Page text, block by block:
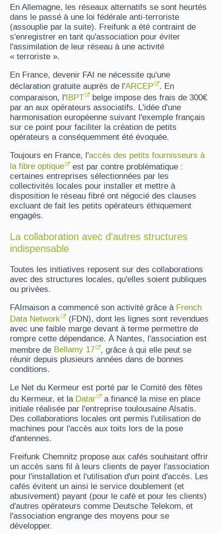
En Allemagne, les réseaux alternatifs se sont heurtés
dans le passé à une loi fédérale anti-terroriste
(assouplie par la suite). Freifunk a été contraint de
s'enregistrer en tant qu'association pour éviter
l'assimilation de leur réseau à une activité
« terroriste ».
En France, devenir FAI ne nécessite qu'une
déclaration gratuite auprès de l'ARCEP
. En
comparaison, l'IBPT
belge impose des frais de 300€
par an aux opérateurs associatifs. L'idée d'une
harmonisation européenne suivant l'exemple français
sur ce point pour faciliter la création de petits
opérateurs a conséquemment été évoquée.
Toujours en France, l'accès des petits fournisseurs à
la fibre optique
est par contre problématique :
certaines entreprises sélectionnées par les
collectivités locales pour installer et mettre à
disposition le réseau fibré ont négocié des clauses
excluant de fait les petits opérateurs éthiquement
engagés.
La collaboration avec d'autres structures
indispensable
Toutes les initiatives reposent sur des collaborations
avec des structures locales, qu'elles soient publiques
ou privées.
FAImaison a commencé son activité grâce à French
Data Network
(FDN), dont les lignes sont revendues
avec une faible marge devant à terme permettre de
rompre cette dépendance. À Nantes, l'association est
membre de Bellamy 17
, grâce à qui elle peut se
réunir depuis plusieurs années dans de bonnes
conditions.
Le Net du Kermeur est porté par le Comité des fêtes
du Kermeur, et la Datar
a financé la mise en place
initiale réalisée par l'entreprise toulousaine Alsatis.
Des collaborations locales ont permis l'utilisation de
machines pour l'accès aux toits lors de la pose
d'antennes.
Freifunk Chemnitz propose aux cafés souhaitant offrir
un accès sans fil à leurs clients de payer l'association
pour l'installation et l'utilisation d'un point d'accès. Les
cafés évitent un ainsi le service doublement (et
abusivement) payant (pour le café et pour les clients)
d'autres opérateurs comme Deutsche Telekom, et
l'association engrange des moyens pour se
développer.